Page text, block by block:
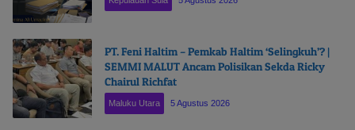
PT. Feni Haltim – Pemkab Haltim ‘Selingkuh’? |
SEMMI MALUT Ancam Polisikan Sekda Ricky
Chairul Richfat
Maluku Utara 5 Agustus 2026